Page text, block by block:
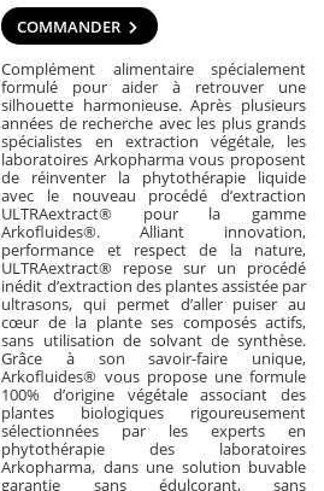
COMMANDER
Complément alimentaire spécialement
formulé pour aider à retrouver une
silhouette harmonieuse. Après plusieurs
années de recherche avec les plus grands
spécialistes en extraction végétale, les
laboratoires Arkopharma vous proposent
de réinventer la phytothérapie liquide
avec le nouveau procédé d’extraction
ULTRAextract® pour la gamme
Arkofluides®. Alliant innovation,
performance et respect de la nature,
ULTRAextract® repose sur un procédé
inédit d’extraction des plantes assistée par
ultrasons, qui permet d’aller puiser au
cœur de la plante ses composés actifs,
sans utilisation de solvant de synthèse.
Grâce à son savoir-faire unique,
Arkofluides® vous propose une formule
100% d’origine végétale associant des
plantes biologiques rigoureusement
sélectionnées par les experts en
phytothérapie des laboratoires
Arkopharma, dans une solution buvable
garantie sans édulcorant, sans